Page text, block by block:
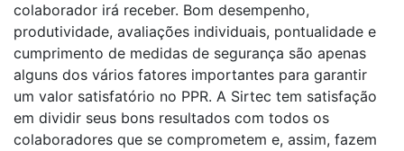
colaborador irá receber. Bom desempenho,
produtividade, avaliações individuais, pontualidade e
cumprimento de medidas de segurança são apenas
alguns dos vários fatores importantes para garantir
um valor satisfatório no PPR. A Sirtec tem satisfação
em dividir seus bons resultados com todos os
colaboradores que se comprometem e, assim, fazem